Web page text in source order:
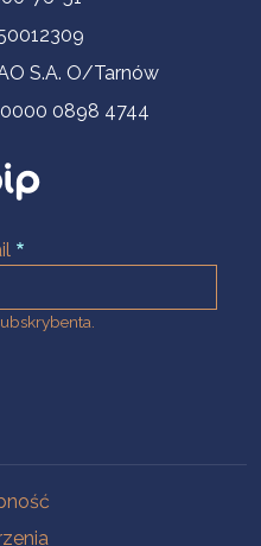
S.A. O/Tarnów
0000 0898 4744